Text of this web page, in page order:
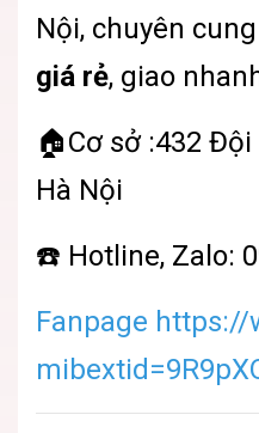
Nội, chuyên
giá rẻ, giao
🏠Cơ sở :432
Hà Nội
☎️ Hotline, Zalo:
Fanpage